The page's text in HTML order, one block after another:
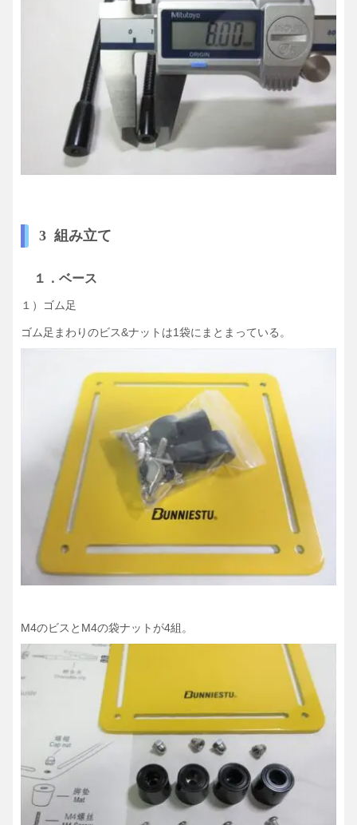
3 組み立て
１．ベース
１）ゴム足
ゴム足まわりのビス&ナットは1袋にまとまっている。
M4のビスとM4の袋ナットが4組。